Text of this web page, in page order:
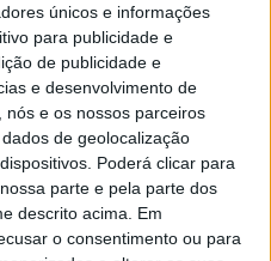
únicos e informações
para publicidade e
de publicidade e
e desenvolvimento de
nós e os nossos parceiros
de geolocalização
Poderá clicar para
parte e pela parte dos
descrito acima. Em
o consentimento ou para
2
2
de Sá 0